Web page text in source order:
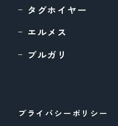
タグホイヤー
エルメス
ブルガリ
プライバシーポリシー